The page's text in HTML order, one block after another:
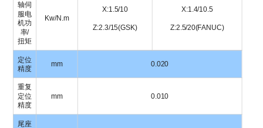
轴伺
服电
机功
率/
扭矩
Kw/N.m
X:1.5/10
Z:2.3/15(GSK)
X:1.4/10.5
Z:2.5/20(FANUC)
定位
精度
mm 0.020
重复
定位
精度
mm 0.010
尾座